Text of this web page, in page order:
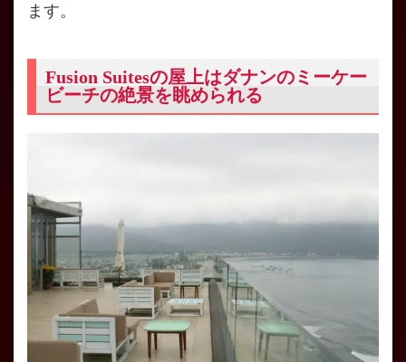
ます。
Fusion Suitesの屋上はダナンのミーケー
ビーチの絶景を眺められる